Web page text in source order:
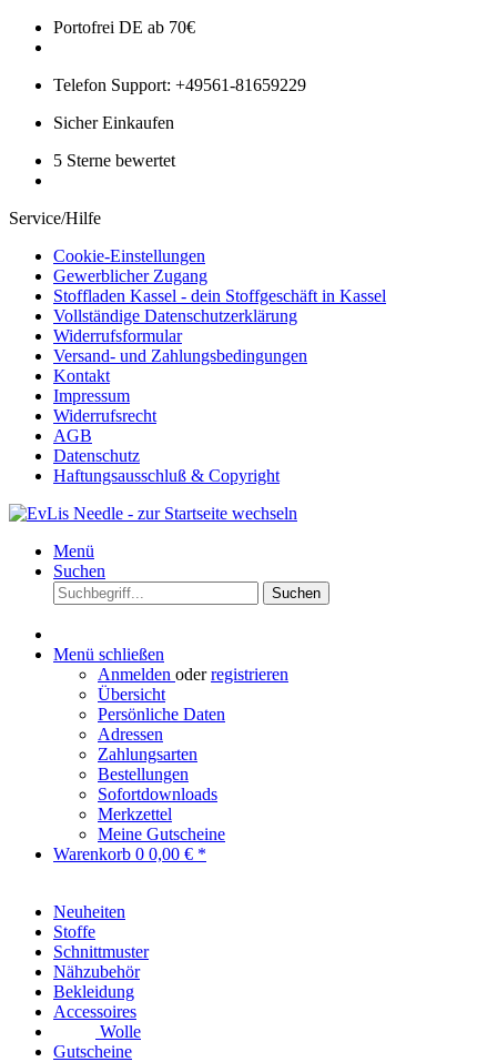
Portofrei DE ab 70€
Telefon Support: +49561-81659229
Sicher Einkaufen
5 Sterne bewertet
Service/Hilfe
Cookie-Einstellungen
Gewerblicher Zugang
Stoffladen Kassel - dein Stoffgeschäft in Kassel
Vollständige Datenschutzerklärung
Widerrufsformular
Versand- und Zahlungsbedingungen
Kontakt
Impressum
Widerrufsrecht
AGB
Datenschutz
Haftungsausschluß & Copyright
Menü
Suchen
Suchen
Menü schließen
Anmelden oderregistrieren
Übersicht
Persönliche Daten
Adressen
Zahlungsarten
Bestellungen
Sofortdownloads
Merkzettel
Meine Gutscheine
Warenkorb 0 0,00 € *
Neuheiten
Stoffe
Schnittmuster
Nähzubehör
Bekleidung
Accessoires
Wolle
Gutscheine